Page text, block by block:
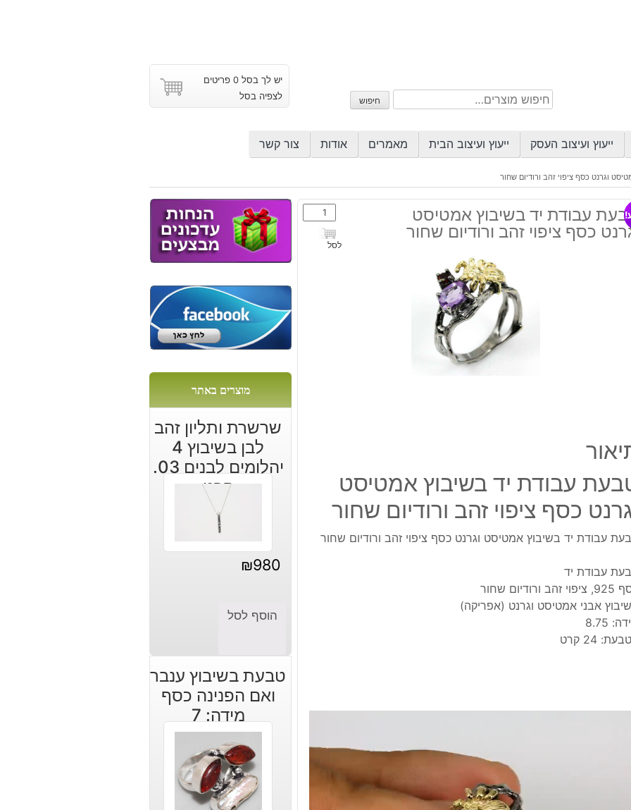
חיפוש
עבור:
חיפוש
יש לך בסל 0 פריטים
לצפיה בסל
ייעוץ ועיצוב העסק ייעוץ ועיצוב הבית מאמרים אודות צור קשר
וגרנט כסף ציפוי זהב ורודיום שחור
עבודת יד בשיבוץ אמטיסט
כסף ציפוי זהב ורודיום שחור
כמות
של
טבעת
לסל
עבודת יד בשיבוץ אמטיסט
כסף ציפוי זהב ורודיום שחור
עבודת יד בשיבוץ אמטיסט וגרנט כסף ציפוי זהב ורודיום שחור
עבודת יד
ורודיום שחור
אבני אמטיסט וגרנט (אפריקה)
8.75
24 קרט
מוצרים באתר
שרשרת ותליון זהב
לבן בשיבוץ 4
יהלומים לבנים 03.
קרט
₪980
הוסף לסל
טבעת בשיבוץ ענבר
ואם הפנינה כסף
מידה: 7